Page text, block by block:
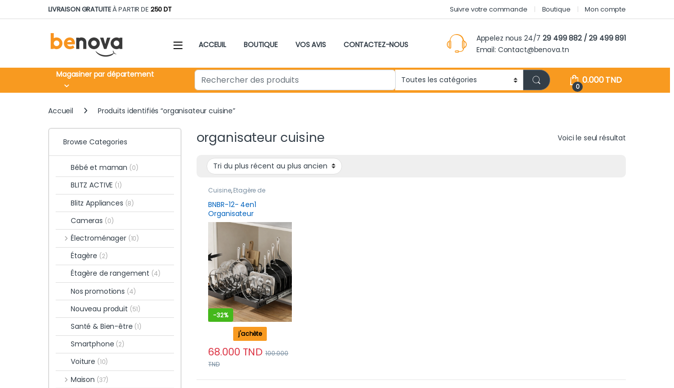
Skip to navigation
Skip to contentLIVRAISON GRATUITEÀ PARTIR DE 250 DT Suivre votre commande Boutique Mon compte
ACCEUIL BOUTIQUE VOS AVIS CONTACTEZ-NOUS
Appelez nous 24/729 499 882 / 29 499 891
Email: Contact@benova.tn
Magasiner par département Search for:
0
0.000TND
Accueil Produits identifiés “organisateur cuisine”
organisateur cuisine Voici le seul résultat
Cuisine,Étagère de
rangement ,Nouveau
produit,Rangement &
Conservation
BNBR-12- 4en1
Organisateur
Coulissante en INOX
avec 8 séparateurs
réglables
-32%
68.000 TND 100.000
TND
j'achète
Browse Categories
Bébé et maman (0)
BLITZ ACTIVE (1)
Blitz Appliances (8)
Cameras (0)
Électroménager (10)
Étagère (2)
Étagère de rangement (4)
Nos promotions (4)
Nouveau produit (51)
Santé & Bien-être (1)
Smartphone (2)
Voiture (10)
Maison (37)